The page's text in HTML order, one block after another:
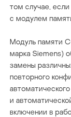
том случае,
с модулем
Модуль памяти
марка Siemens)
замены
повторного
и
включении в